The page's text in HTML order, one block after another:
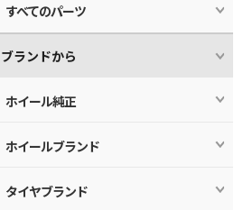
すべてのパーツ
ブランドから
ホイール純正
ホイールブランド
タイヤブランド